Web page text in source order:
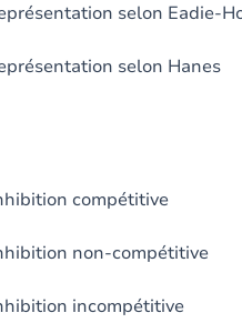
selon Eadie-
selon Hanes
compétitive